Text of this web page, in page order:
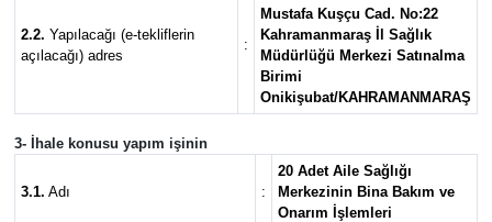
2.2. Yapılacağı (e-tekliflerin
açılacağı) adres
:
Mustafa Kuşçu Cad. No:22
Kahramanmaraş İl Sağlık
Müdürlüğü Merkezi Satınalma
Birimi
Onikişubat/KAHRAMANMARAŞ
3- İhale konusu yapım işinin
3.1. Adı :
20 Adet Aile Sağlığı
Merkezinin Bina Bakım ve
Onarım İşlemleri